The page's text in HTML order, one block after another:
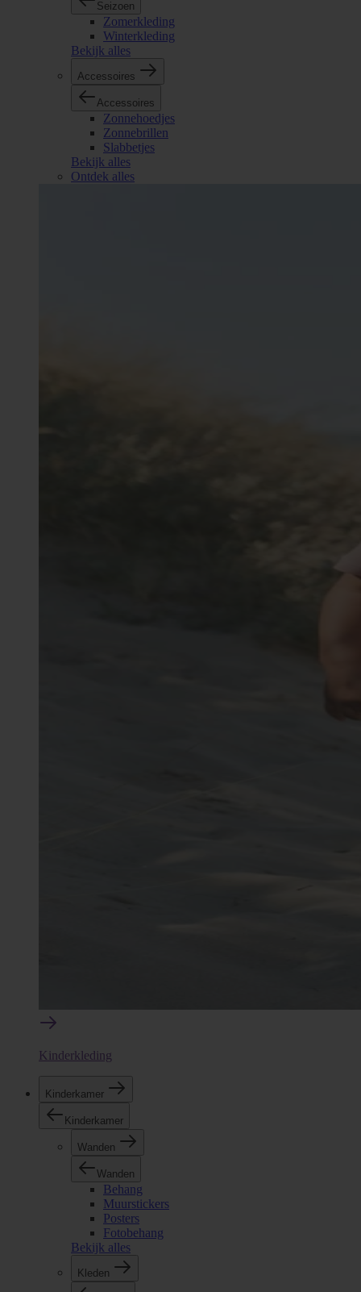
Seizoen
Zomerkleding
Winterkleding
Bekijk alles
Accessoires
Accessoires
Zonnehoedjes
Zonnebrillen
Slabbetjes
Bekijk alles
Ontdek alles
Kinderkleding
Kinderkamer
Kinderkamer
Wanden
Wanden
Behang
Muurstickers
Posters
Fotobehang
Bekijk alles
Kleden